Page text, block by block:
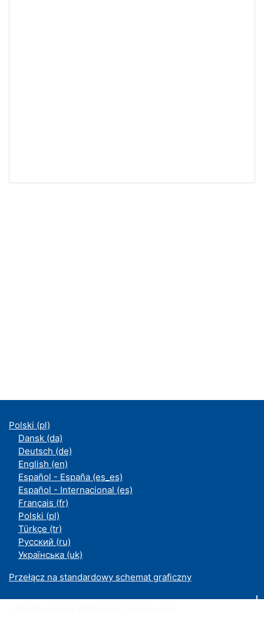
Polski ‎(pl)‎
Dansk ‎(da)‎
Deutsch ‎(de)‎
English ‎(en)‎
Español - España ‎(es_es)‎
Español - Internacional ‎(es)‎
Français ‎(fr)‎
Polski ‎(pl)‎
Türkçe ‎(tr)‎
Русский ‎(ru)‎
Українська ‎(uk)‎
Przełącz na standardowy schemat graficzny